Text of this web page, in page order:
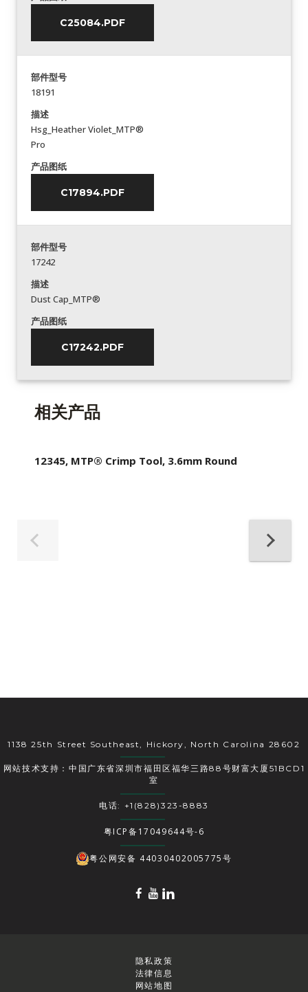
C25084.PDF
部件型号
18191
描述
Hsg_Heather Violet_MTP®
Pro
产品图纸
C17894.PDF
部件型号
17242
描述
Dust Cap_MTP®
产品图纸
C17242.PDF
相关产品
12345, MTP® Crimp Tool, 3.6mm Round
1138 25th Street Southeast, Hickory, North Carolina 28602
网站技术支持：中国广东省深圳市福田区福华三路88号财富大厦51BCD1
室
电话: +1(828)323-8883
粤ICP备17049644号-6
粤公网安备 44030402005775号
隐私政策
法律信息
网站地图